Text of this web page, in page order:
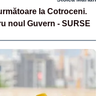
la Cotroceni.
noul Guvern - SURSE